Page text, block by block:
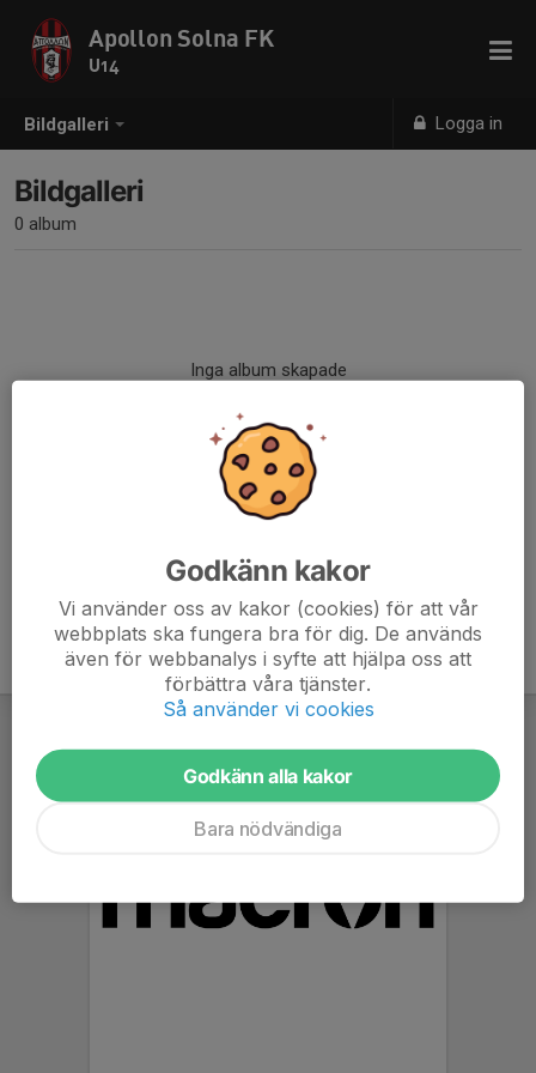
Bildgalleri Logga in
Apollon Solna FK
U14
Bildgalleri
0 album
Inga album skapade
Godkänn kakor
Vi använder oss av kakor (cookies) för att vår
webbplats ska fungera bra för dig. De används
även för webbanalys i syfte att hjälpa oss att
förbättra våra tjänster.
Så använder vi cookies
Godkänn alla kakor
Bara nödvändiga